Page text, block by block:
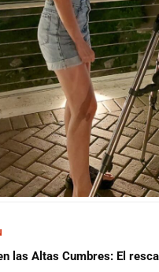
las Altas Cumbres: El